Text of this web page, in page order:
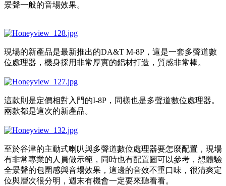
景聲一般的音場效果。
現場的新產品是最新推出的DA&T M-8P，這是一套多聲道數
位處理器，機身採用非常厚實的鋁材打造，質感非常棒。
這款則是定價相對入門的I-8P，同樣也是多聲道數位處理器。
兩款都是這次的新產品。
至於谷津的主動式喇叭與多聲道數位處理器要怎麼配置，現場
有非常專業的人員做示範，同時也有配置圖可以參考，想體驗
全景聲的包圍感與音場效果，這邊的音效不重口味，很清爽定
位與層次很分明，週末有機會一定要來聽看看。